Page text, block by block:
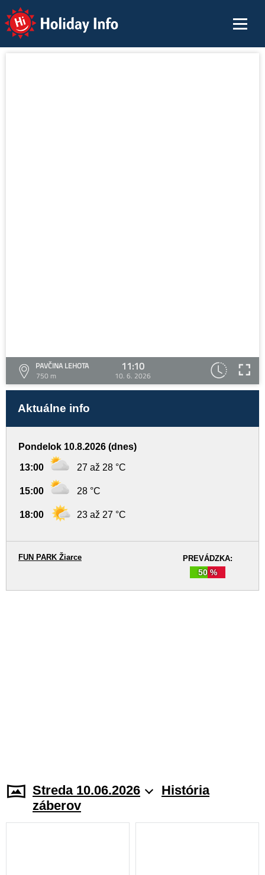
Holiday Info
PAVČINA LEHOTA
750 m
11:10
10. 6. 2026
Aktuálne info
Pondelok 10.8.2026 (dnes)
13:00 27 až 28 °C
15:00 28 °C
18:00 23 až 27 °C
PREVÁDZKA:
50 %
FUN PARK Žiarce
Streda 10.06.2026
História
záberov